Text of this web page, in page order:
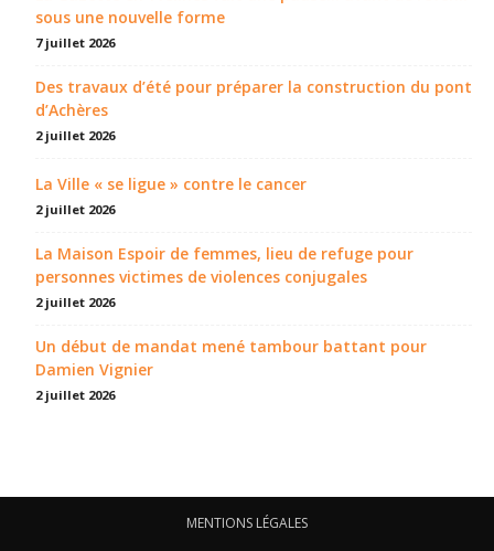
sous une nouvelle forme
7 juillet 2026
Des travaux d’été pour préparer la construction du pont
d’Achères
2 juillet 2026
La Ville « se ligue » contre le cancer
2 juillet 2026
La Maison Espoir de femmes, lieu de refuge pour
personnes victimes de violences conjugales
2 juillet 2026
Un début de mandat mené tambour battant pour
Damien Vignier
2 juillet 2026
MENTIONS LÉGALES